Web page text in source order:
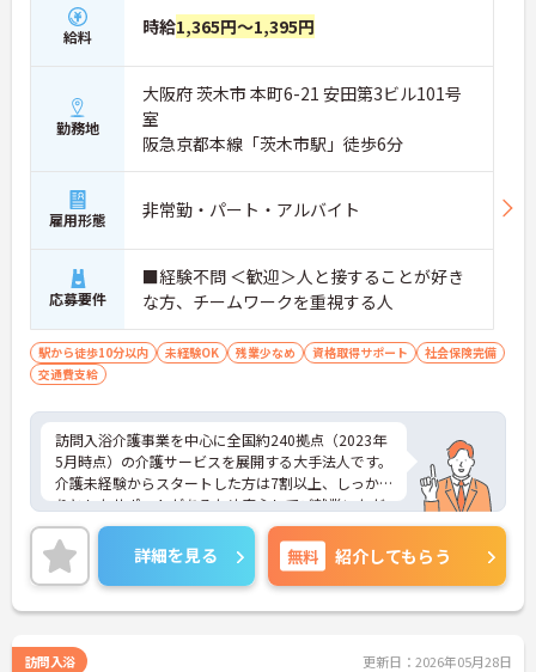
給料 時給1,365円～1,395円
勤務地
大阪府 茨木市 本町6-21 安田第3ビル101号
室
阪急京都本線「茨木市駅」徒歩6分
雇用形態 非常勤・パート・アルバイト
応募要件
■経験不問 ＜歓迎＞人と接することが好き
な方、チームワークを重視する人
駅から徒歩10分以内 未経験OK 残業少なめ 資格取得サポート
社会保険完備
交通費支給
訪問入浴介護事業を中心に全国約240拠点（2023年
5月時点）の介護サービスを展開する大手法人です。
介護未経験からスタートした方は7割以上、しっか
りとしたサポートがあるため安心してご就業いただ
けます。お風呂に入れなくて困っている方に、手を
差し伸べてあげられるとてもやりがいのあるお仕事
です。ご興味ある方には、面接対策ポイントなど、
さらに詳細をお話しいたしますのでお気軽にご相談
ください！
詳細を見る 無料 紹介してもらう
訪問入浴 更新日：2026年05月28日